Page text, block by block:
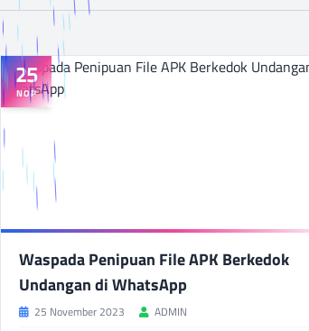
25
NOP
Waspada Penipuan File APK Berkedok
Undangan di WhatsApp
25 November 2023 ADMIN